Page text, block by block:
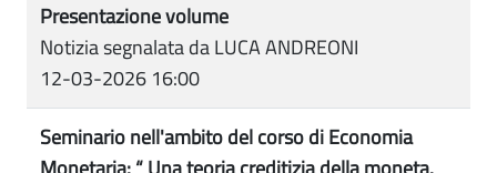
Presentazione volume
Notizia segnalata da LUCA ANDREONI
12-03-2026 16:00
Seminario nell'ambito del corso di Economia